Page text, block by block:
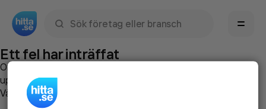
Ett fel har inträffat
Om du vill kan du
uppstod så att vi lättare och snabbare kan avhjälpa det.
Vänligen försök med följande: